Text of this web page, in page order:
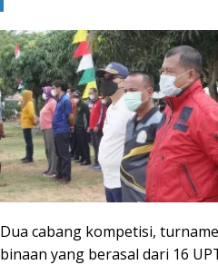
Dua cabang kompetisi,
binaan yang berasal dari 16